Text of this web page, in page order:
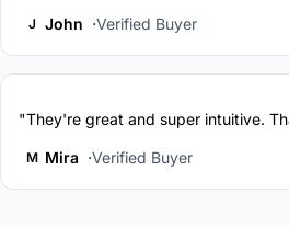
J John Verified Buyer
"They're great and super intuitive.
M Mira Verified Buyer